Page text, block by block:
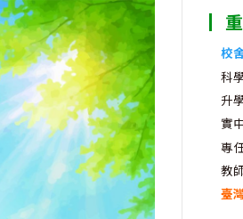
校
科
升
實
專
教
臺